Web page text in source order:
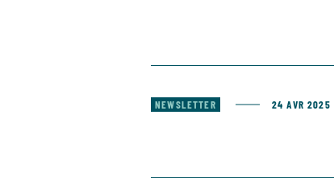
NEWSLETTER 24 AVR 2025